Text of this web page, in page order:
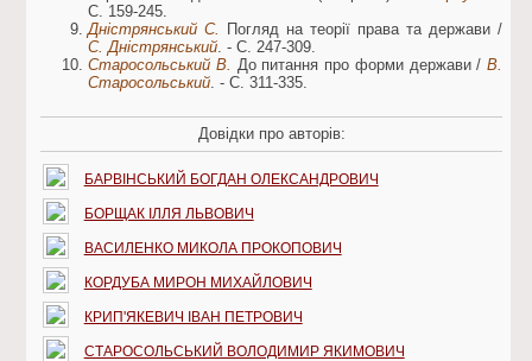
С. 159-245.
Дністрянський С.
Погляд на теорії права та держави /
С. Дністрянський. - С. 247-309.
Старосольський В. До питання про форми держави / В.
Старосольський. - С. 311-335.
Довідки про авторів:
БАРВІНСЬКИЙ БОГДАН ОЛЕКСАНДРОВИЧ
БОРЩАК ІЛЛЯ ЛЬВОВИЧ
ВАСИЛЕНКО МИКОЛА ПРОКОПОВИЧ
КОРДУБА МИРОН МИХАЙЛОВИЧ
КРИП'ЯКЕВИЧ ІВАН ПЕТРОВИЧ
СТАРОСОЛЬСЬКИЙ ВОЛОДИМИР ЯКИМОВИЧ